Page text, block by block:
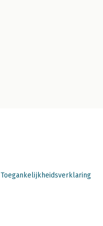
Toegankelijkheidsverklaring